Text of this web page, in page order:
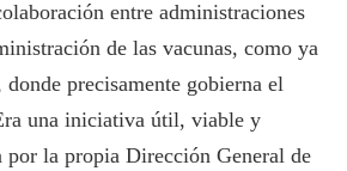
entre administraciones
de las vacunas, como ya
precisamente gobierna el
una iniciativa útil, viable y
por la propia Dirección General de